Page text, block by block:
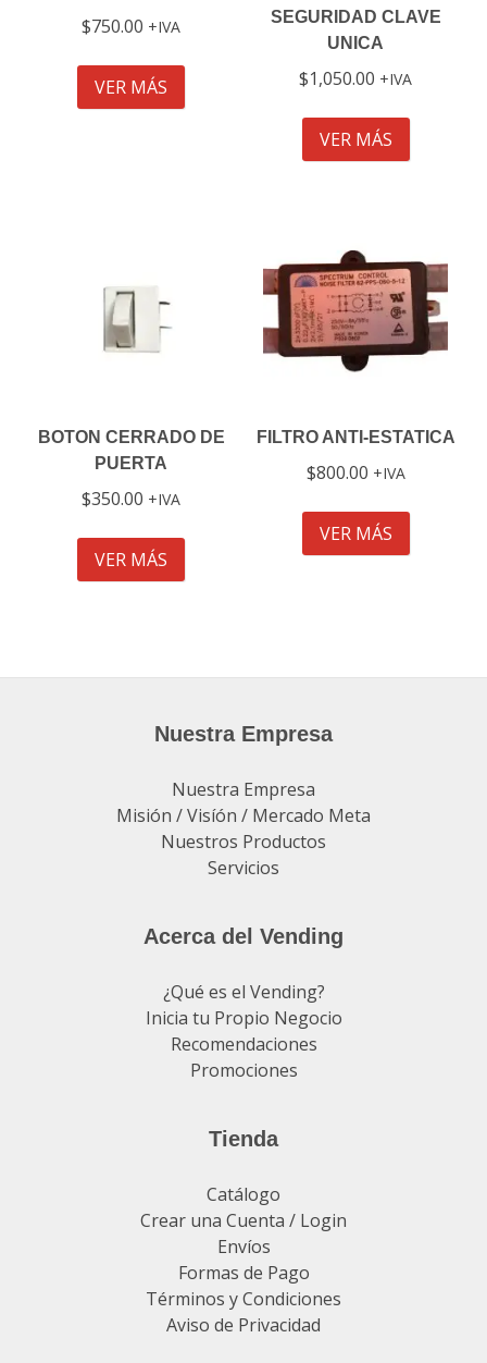
$750.00 IVA
VER MÁS
SEGURIDAD CLAVE
UNICA
$1,050.00 IVA
VER MÁS
BOTON CERRADO DE
PUERTA
$350.00 IVA
VER MÁS
FILTRO ANTI-ESTATICA
$800.00 IVA
VER MÁS
Nuestra Empresa
Nuestra Empresa
Misión / Visíón / Mercado Meta
Nuestros Productos
Servicios
Acerca del Vending
¿Qué es el Vending?
Inicia tu Propio Negocio
Recomendaciones
Promociones
Tienda
Catálogo
Crear una Cuenta / Login
Envíos
Formas de Pago
Términos y Condiciones
Aviso de Privacidad